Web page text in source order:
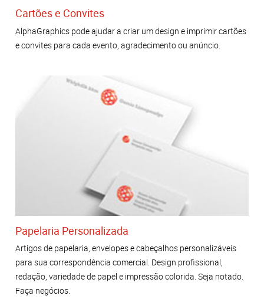
Cartões e Convites
AlphaGraphics pode ajudar a criar um design e imprimir cartões
e convites para cada evento, agradecimento ou anúncio.
Papelaria Personalizada
Artigos de papelaria, envelopes e cabeçalhos personalizáveis ​​
para sua correspondência comercial. Design profissional,
redação, variedade de papel e impressão colorida. Seja notado.
Faça negócios.